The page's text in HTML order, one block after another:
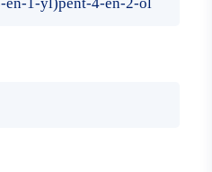
1-yl)pent-4-en-2-ol